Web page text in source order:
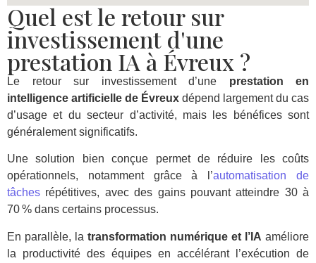
Quel est le retour sur
investissement d'une
prestation IA à Évreux ?
Le retour sur investissement d’une prestation en
intelligence artificielle de Évreux dépend largement du cas
d’usage et du secteur d’activité, mais les bénéfices sont
généralement significatifs.
Une solution bien conçue permet de réduire les coûts
opérationnels, notamment grâce à l’automatisation de
tâches répétitives, avec des gains pouvant atteindre 30 à
70 % dans certains processus.
En parallèle, la transformation numérique et l’IA améliore
la productivité des équipes en accélérant l’exécution de